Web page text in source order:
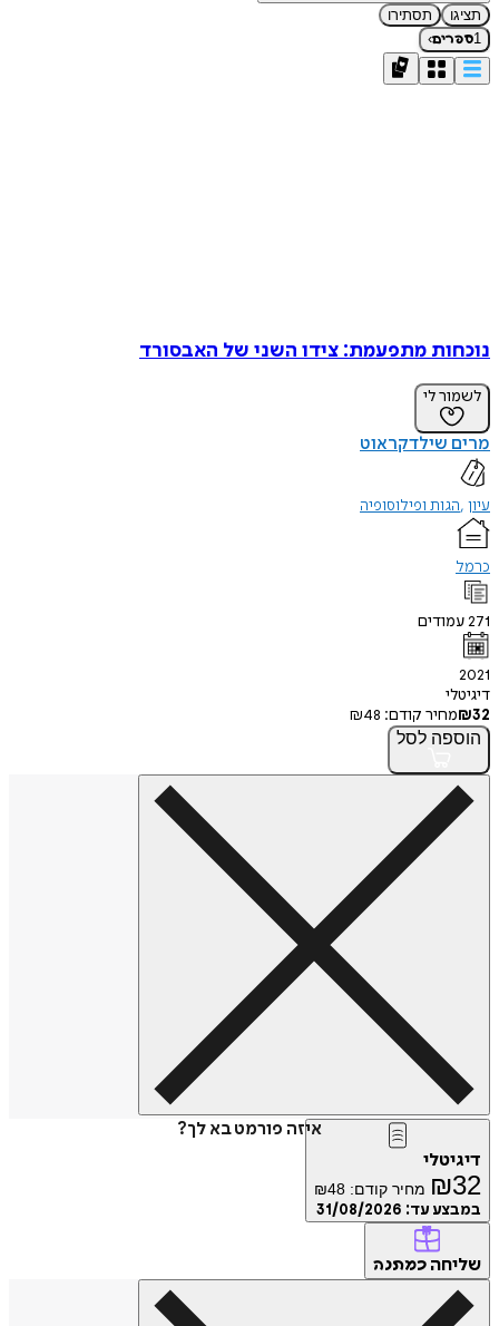
תציגו
תסתירו
1ספרים›
נוכחות מתפעמת: צידו השני של האבסורד
לשמור לי
מרים שילדקראוט
עיון הגות ופילוסופיה
כרמל
271עמודים
2021
דיגיטלי
₪32 מחיר קודם: ₪48
הוספה לסל
איזה פורמט בא לך?
דיגיטלי
₪32 מחיר קודם: ₪48
במבצע עד: 31/08/2026
שליחה כמתנה